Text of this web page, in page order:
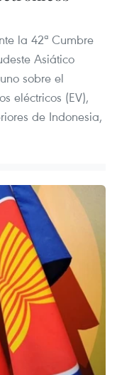
la 42ª Cumbre
Asiático
sobre el
eléctricos (EV),
de Indonesia,